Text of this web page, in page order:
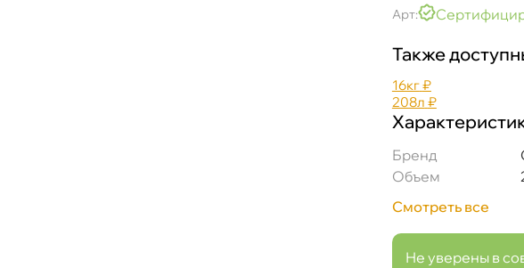
Арт:
Также
16к₽
208л ₽
Бренд
Объем
Смотреть все
Не уверены в